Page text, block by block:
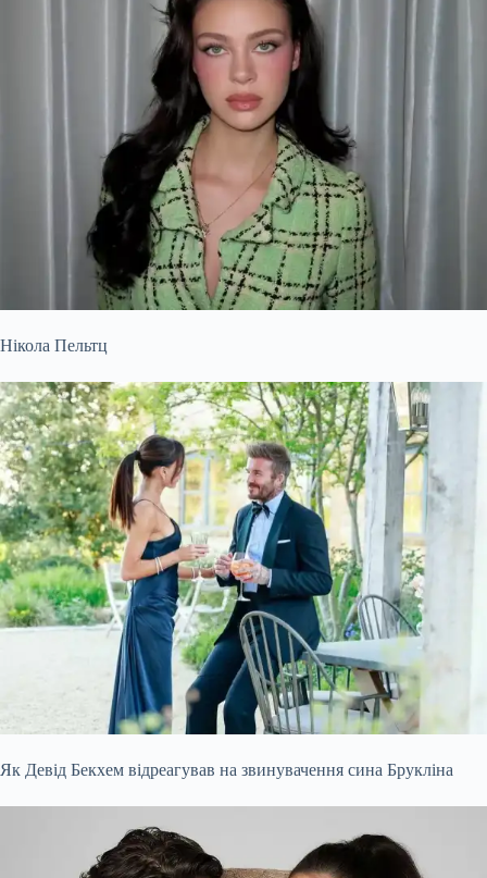
Нікола Пельтц
Як Девід Бекхем відреагував на звинувачення сина Брукліна